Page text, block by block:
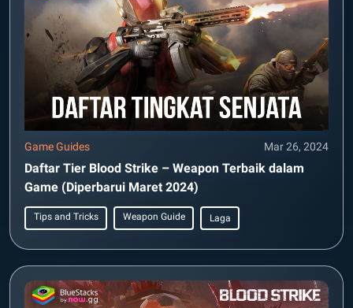
Game Guides Mar 26, 2024
Daftar Tier Blood Strike – Weapon Terbaik dalam
Game (Diperbarui Maret 2024)
Tips and Tricks Weapon Guide Laga